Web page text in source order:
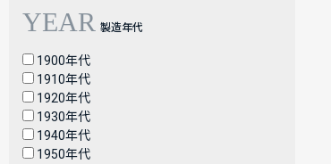
YEAR 製造年代
1900年代
1910年代
1920年代
1930年代
1940年代
1950年代